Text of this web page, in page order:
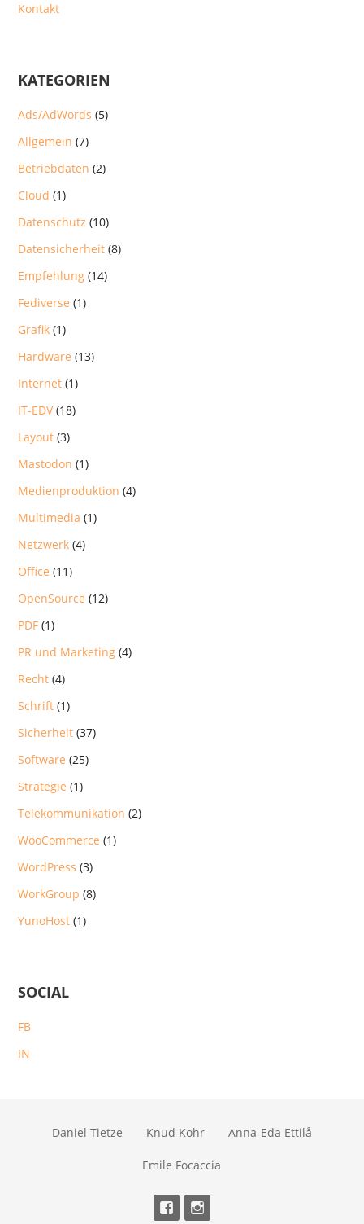
Kontakt
KATEGORIEN
Ads/AdWords (5)
Allgemein (7)
Betriebdaten (2)
Cloud (1)
Datenschutz (10)
Datensicherheit (8)
Empfehlung (14)
Fediverse (1)
Grafik (1)
Hardware (13)
Internet (1)
IT-EDV(18)
Layout (3)
Mastodon (1)
Medienproduktion (4)
Multimedia (1)
Netzwerk (4)
Office (11)
OpenSource (12)
PDF (1)
PR und Marketing (4)
Recht (4)
Schrift (1)
Sicherheit (37)
Software (25)
Strategie (1)
Telekommunikation (2)
WooCommerce (1)
WordPress (3)
WorkGroup (8)
YunoHost (1)
SOCIAL
FB
IN
Daniel Tietze Knud Kohr Anna-Eda Ettilå
Emile Focaccia